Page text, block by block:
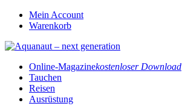
Mein Account
Warenkorb
Online-Magazinekostenloser Download
Tauchen
Reisen
Ausrüstung